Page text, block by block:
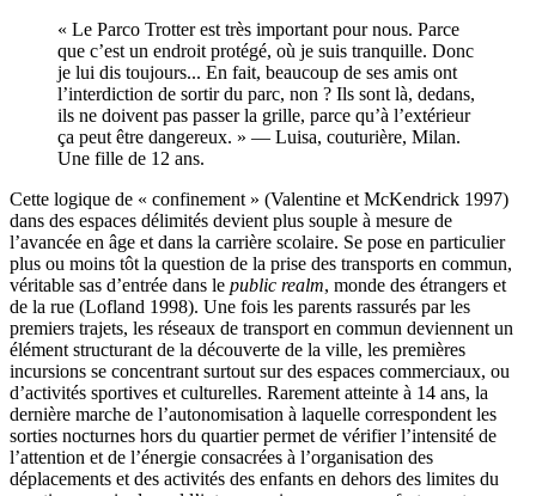
« Le Parco Trotter est très important pour nous. Parce
que c’est un endroit protégé, où je suis tranquille. Donc
je lui dis toujours... En fait, beaucoup de ses amis ont
l’interdiction de sortir du parc, non ? Ils sont là, dedans,
ils ne doivent pas passer la grille, parce qu’à l’extérieur
ça peut être dangereux. » — Luisa, couturière, Milan.
Une fille de 12 ans.
Cette logique de « confinement » (Valentine et McKendrick 1997)
dans des espaces délimités devient plus souple à mesure de
l’avancée en âge et dans la carrière scolaire. Se pose en particulier
plus ou moins tôt la question de la prise des transports en commun,
véritable sas d’entrée dans le public realm, monde des étrangers et
de la rue (Lofland 1998). Une fois les parents rassurés par les
premiers trajets, les réseaux de transport en commun deviennent un
élément structurant de la découverte de la ville, les premières
incursions se concentrant surtout sur des espaces commerciaux, ou
d’activités sportives et culturelles. Rarement atteinte à 14 ans, la
dernière marche de l’autonomisation à laquelle correspondent les
sorties nocturnes hors du quartier permet de vérifier l’intensité de
l’attention et de l’énergie consacrées à l’organisation des
déplacements et des activités des enfants en dehors des limites du